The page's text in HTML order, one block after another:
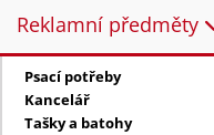
Reklamní předměty
Reklamní předměty:
Psací potřeby
Kancelář
Tašky a batohy